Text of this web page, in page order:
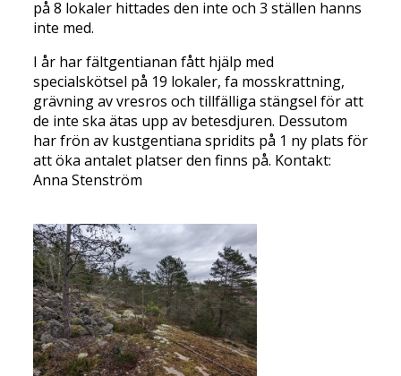
på 8 lokaler hittades den inte och 3 ställen hanns
inte med.
I år har fältgentianan fått hjälp med
specialskötsel på 19 lokaler, fa mosskrattning,
grävning av vresros och tillfälliga stängsel för att
de inte ska ätas upp av betesdjuren. Dessutom
har frön av kustgentiana spridits på 1 ny plats för
att öka antalet platser den finns på. Kontakt:
Anna Stenström